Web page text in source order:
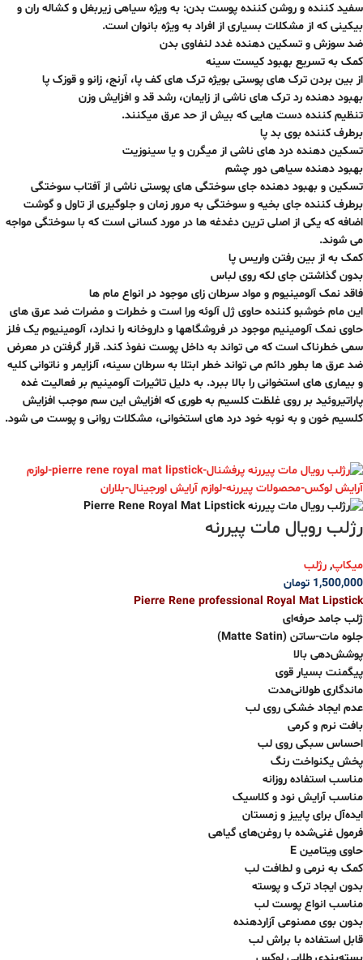
سفید کننده و روشن کننده پوست بدن: به ویژه سیاهی زیربغل و کشاله ران و
بیکینی که از مشکلات بسیاری از افراد به ویژه بانوان است.
ضد سوزش و تسکین دهنده غدد لنفاوی بدن
کمک به تسریع بهبود کیست سینه
از بین بردن ترک های پوستی بویژه ترک های کف پا، آرنج، زانو و قوزک پا
بهبود دهنده رد ترک های ناشی از زایمان، رشد قد و افزایش وزن
تنظیم کننده دست هایی که بیش از حد عرق میکنند.
برطرف کننده بوی بد پا
تسکین دهنده درد های ناشی از میگرن و یا سینوزیت
بهبود دهنده سیاهی دور چشم
تسکین و بهبود دهنده جای سوختگی های پوستی ناشی از آفتاب سوختگی
برطرف کننده جای بخیه و سوختگی به مرور زمان و جلوگیری از تاول و گوشت
اضافه که یکی از اصلی ترین دغدغه ها در مورد کسانی است که با سوختگی مواجه
می شوند.
کمک به از بین رفتن واریس پا
بدون گذاشتن جای لکه روی لباس
فاقد نمک آلومینیوم و مواد سرطان زای موجود در انواع مام ها
این مام خوشبو کننده حاوی ژل آلوئه ورا است و خطرات و مضرات ضد عرق های
حاوی نمک آلومینیم موجود در فروشگاهها و داروخانه را ندارد، آلومینیوم یک فلز
سمی خطرناک است که می تواند به داخل پوست نفوذ کند. قرار گرفتن در معرض
ضد عرق ها بطور دائم می تواند خطر ابتلا به سرطان سینه، آلزایمر و ناتوانی کلیه
و بیماری های استخوانی را بالا ببرد. به دلیل تاثیرات آلومینیم بر فعالیت غده
پاراتیروئید بر روی غلظت کلسیم به طوری که افزایش این سم موجب افزایش
کلسیم خون و به نوبه خود درد های استخوانی، مشکلات روانی و پوست می شود.
رژلب رویال مات پیررنه
میکاپ, رژلب
1,500,000 تومان
Pierre Rene professional Royal Mat Lipstick
ژلب جامد حرفه‌ای
جلوه مات-ساتن (Matte Satin)
پوشش‌دهی بالا
پیگمنت بسیار قوی
ماندگاری طولانی‌مدت
عدم ایجاد خشکی روی لب
بافت نرم و کرمی
احساس سبکی روی لب
پخش یکنواخت رنگ
مناسب استفاده روزانه
مناسب آرایش نود و کلاسیک
ایده‌آل برای پاییز و زمستان
فرمول غنی‌شده با روغن‌های گیاهی
حاوی ویتامین E
کمک به نرمی و لطافت لب
بدون ایجاد ترک و پوسته
مناسب انواع پوست لب
بدون بوی مصنوعی آزاردهنده
قابل استفاده با براش لب